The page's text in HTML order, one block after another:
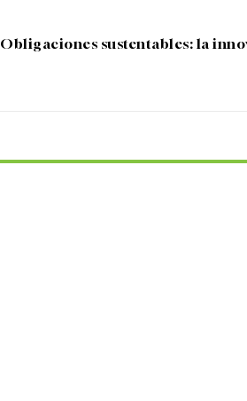
Obligaciones sustentables: la